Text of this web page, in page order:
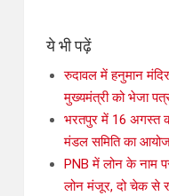
ये भी पढ़ें
रुदावल में हनुमान
मुख्यमंत्री को भेजा
भरतपुर में 16 अगस्त
मंडल समिति का
PNB में लोन के नाम
लोन मंजूर, दो चेक से